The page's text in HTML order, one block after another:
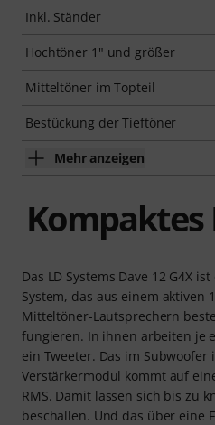
Inkl. Ständer
Hochtöner 1" und größer
Mitteltöner im Topteil
Bestückung der Tieftöner
Mehr anzeigen
Das LD Systems Dave 12 G4X
System, das aus einem aktiven
Mitteltöner-Lautsprechern
fungieren. In ihnen arbeiten je
ein Tweeter. Das im
Verstärkermodul kommt auf
RMS. Damit lassen sich bis zu
beschallen. Und das über eine